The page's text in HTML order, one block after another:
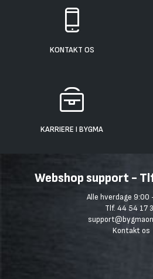
KONTAKT OS
KARRIERE I BYGMA
Webshop support -
Alle hverdage 9:00
Tlf. 44 54 17
Kontakt os